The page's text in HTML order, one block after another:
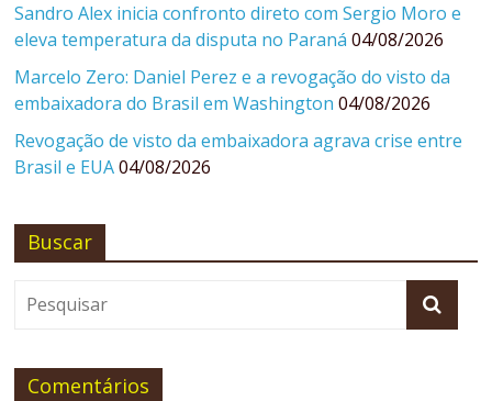
Sandro Alex inicia confronto direto com Sergio Moro e
eleva temperatura da disputa no Paraná 04/08/2026
Marcelo Zero: Daniel Perez e a revogação do visto da
embaixadora do Brasil em Washington 04/08/2026
Revogação de visto da embaixadora agrava crise entre
Brasil e EUA 04/08/2026
Buscar
Comentários